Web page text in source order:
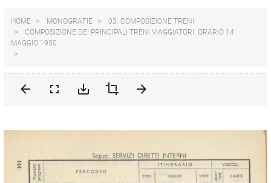
HOME MONOGRAFIE
03. COMPOSIZIONE TRENI
COMPOSIZIONE DEI PRINCIPALI TRENI VIAGGIATORI. ORARIO 14
MAGGIO 1950